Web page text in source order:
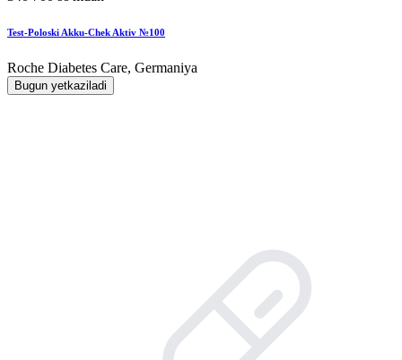
Test-Poloski Akku-Chek Aktiv №100
Roche Diabetes Care, Germaniya
Bugun yetkaziladi